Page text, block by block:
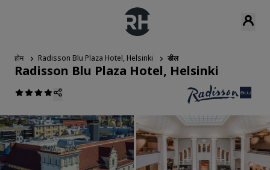
होम Radisson Blu Plaza Hotel, Helsinki डील
Radisson Blu Plaza Hotel, Helsinki